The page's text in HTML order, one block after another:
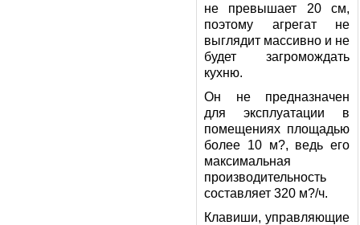
не превышает 20 см,
поэтому агрегат не
выглядит массивно и не
будет загромождать
кухню.
Он не предназначен
для эксплуатации в
помещениях площадью
более 10 м?, ведь его
максимальная
производительность
составляет 320 м?/ч.
Клавиши, управляющие